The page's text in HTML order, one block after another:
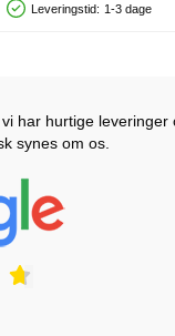
Produkttilgængelighed: På lager
Leveringstid: 1-3 dage
har hurtige leveringer
synes om os.
Anmeldelser: 4.7 Stjerne